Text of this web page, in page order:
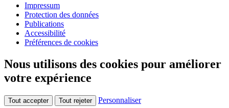
Impressum
Protection des données
Publications
Accessibilité
Préférences de cookies
Nous utilisons des cookies pour améliorer
votre expérience
Tout accepter Tout rejeter Personnaliser